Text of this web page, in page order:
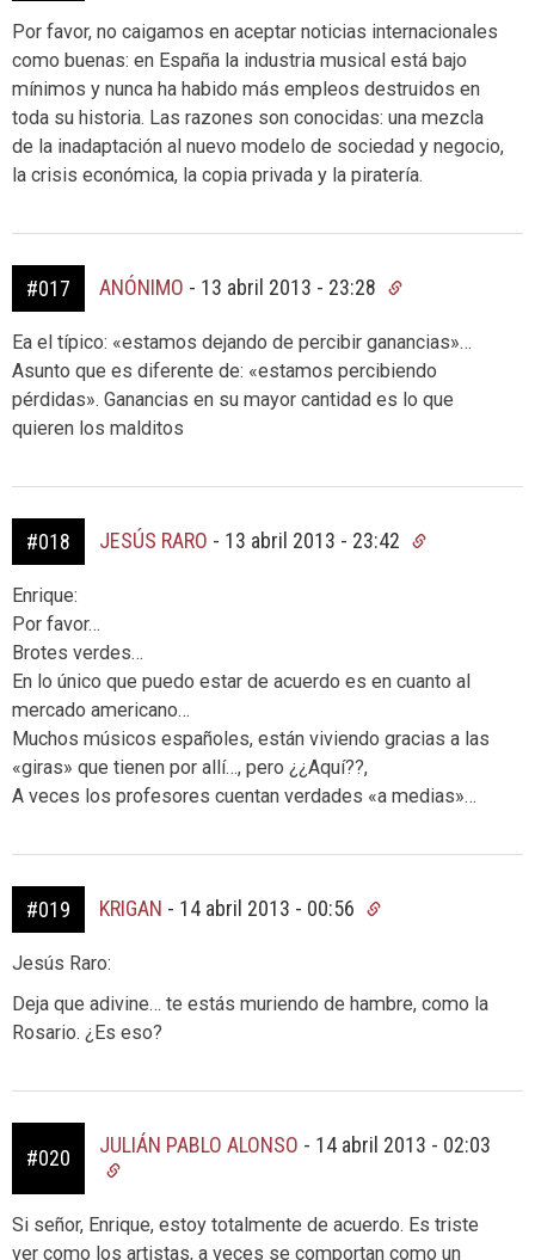
Por favor, no caigamos en aceptar noticias internacionales
como buenas: en España la industria musical está bajo
mínimos y nunca ha habido más empleos destruidos en
toda su historia. Las razones son conocidas: una mezcla
de la inadaptación al nuevo modelo de sociedad y negocio,
la crisis económica, la copia privada y la piratería.
#017 ANÓNIMO - 13 abril 2013 - 23:28
Ea el típico: «estamos dejando de percibir ganancias»…
Asunto que es diferente de: «estamos percibiendo
pérdidas». Ganancias en su mayor cantidad es lo que
quieren los malditos
#018 JESÚS RARO - 13 abril 2013 - 23:42
Enrique:
Por favor…
Brotes verdes…
En lo único que puedo estar de acuerdo es en cuanto al
mercado americano…
Muchos músicos españoles, están viviendo gracias a las
«giras» que tienen por allí…, pero ¿¿Aquí??,
A veces los profesores cuentan verdades «a medias»…
#019 KRIGAN - 14 abril 2013 - 00:56
Jesús Raro:
Deja que adivine… te estás muriendo de hambre, como la
Rosario. ¿Es eso?
#020
JULIÁN PABLO ALONSO - 14 abril 2013 - 02:03
Si señor, Enrique, estoy totalmente de acuerdo. Es triste
ver como los artistas, a veces se comportan como un